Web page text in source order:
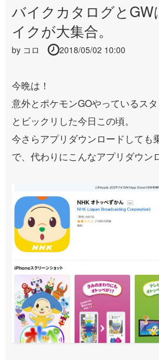
バイクカタログと
イクが大集合。
by コロ 2018/05/02 10:00
今晩は！
意外とポケモンGOやっているス
とビックリした今日この頃。
今さらアプリダウンロードしても
で、代わりにこんなアプリダウン